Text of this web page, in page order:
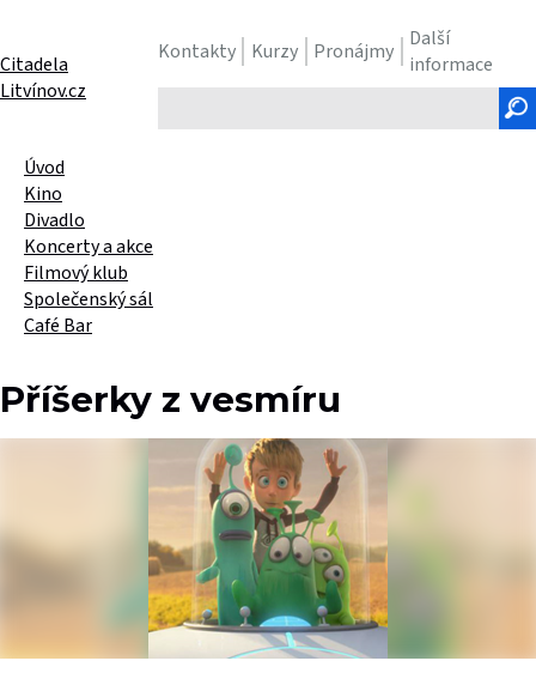
Kontakty Kurzy Pronájmy
Další
informace
text
Citadela
Litvínov.cz
Úvod
Kino
Divadlo
Koncerty a akce
Filmový klub
Společenský sál
Café Bar
Příšerky z vesmíru